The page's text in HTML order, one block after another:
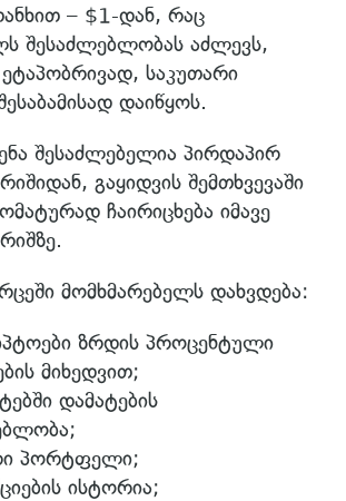
– $1-დან, რაც
შესაძლებლობას აძლევს,
ეტაპობრივად, საკუთარი
დაიწყოს.
შესაძლებელია პირდაპირ
გაყიდვის შემთხვევაში
ჩაირიცხება იმავე
მომხმარებელს დახვდება:
ზრდის პროცენტული
მიხედვით;
დამატების
პორტფელი;
ისტორია;